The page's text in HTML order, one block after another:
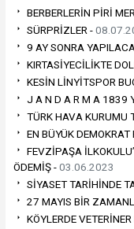
BERBERLERİN PİRİ
SÜRPRİZLER -
9 AY SONRA
KIRTASİYECİLİKTE
KESİN LİNYİTSPOR
J A N D A R M A 1839
TÜRK HAVA KURUMU
EN BÜYÜK
FEVZİPAŞA
ÖDEMİŞ -03.06.2023
SİYASET TARİHİNDE
27 MAYIS BİR
KÖYLERDE